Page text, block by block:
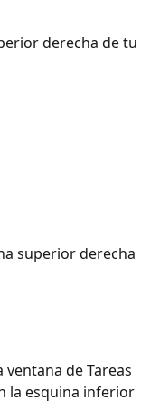
derecha de tu
superior derecha
ventana de Tareas
la esquina inferior